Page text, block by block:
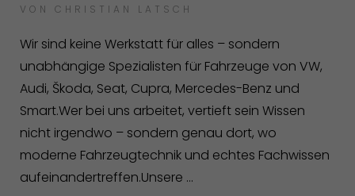
VON CHRISTIAN LATSCH
Wir sind keine Werkstatt für alles – sondern
unabhängige Spezialisten für Fahrzeuge von VW,
Audi, Škoda, Seat, Cupra, Mercedes-Benz und
Smart.Wer bei uns arbeitet, vertieft sein Wissen
nicht irgendwo – sondern genau dort, wo
moderne Fahrzeugtechnik und echtes Fachwissen
aufeinandertreffen.Unsere ...